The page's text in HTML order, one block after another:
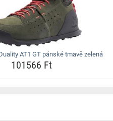
AT1 GT pánské tmavě zelená
101566 Ft